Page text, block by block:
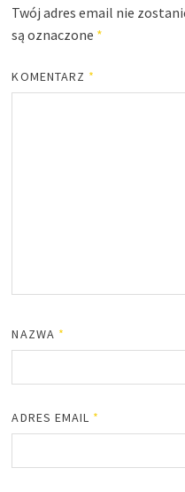
Twój adres email nie
są oznaczone *
KOMENTARZ *
NAZWA *
ADRES EMAIL *